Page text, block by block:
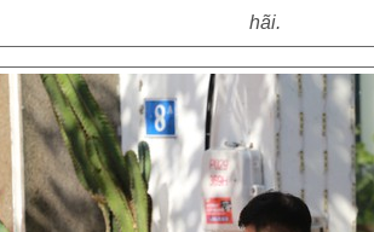
hãi.